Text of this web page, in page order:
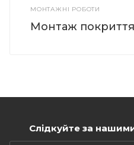
МОНТАЖНІ РОБОТИ
Монтаж покриття
Слідкуйте за